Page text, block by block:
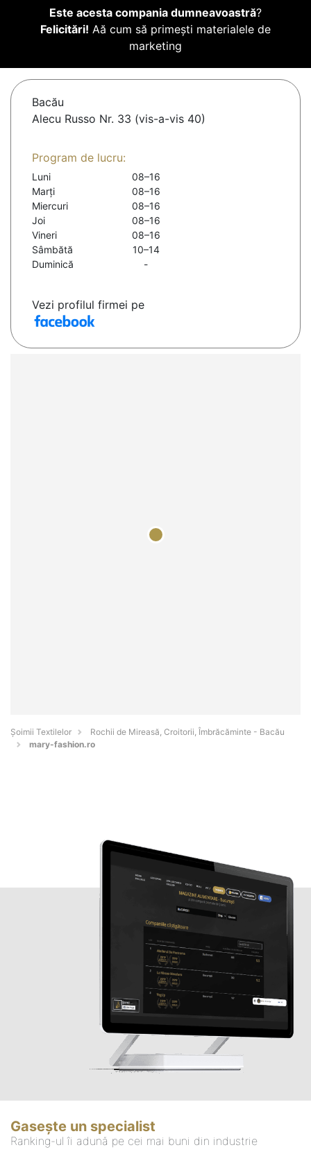
Este acesta compania dumneavoastră?
Felicitări! Aă cum să primești materialele de
marketing
Bacău
Alecu Russo Nr. 33 (vis-a-vis 40)
Program de lucru:
Luni
08–16
Marți
08–16
Miercuri
08–16
Joi
08–16
Vineri
08–16
Sâmbătă
10–14
Duminică
-
Vezi profilul firmei pe
Șoimii Textilelor
Rochii de Mireasă, Croitorii, Îmbrăcăminte - Bacău
mary-fashion.ro
Gasește un specialist
Ranking-ul îi adună pe cei mai buni din industrie